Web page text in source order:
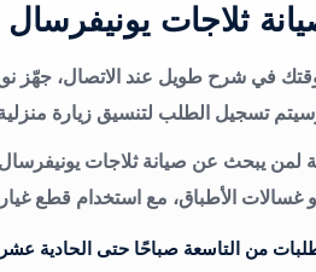
ثلاجات
في شرح طويل عند الاتصال، جهّز
تسجيل الطلب لتنسيق زيارة
لمن يبحث عن صيانة ثلاجات يونيفرسال
غسالات الأطباق، مع استخدام قطع
من التاسعة صباحًا حتى الحادية